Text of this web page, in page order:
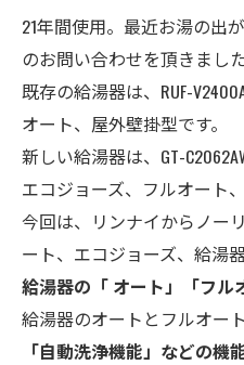
21年間使用。最近お湯の出
のお問い合わせを頂きまし
既存の給湯器は、RUF-
オート、屋外壁掛型です。
新しい給湯器は、GT-
エコジョーズ、フルオート
今回は、リンナイからノー
ート、エコジョーズ、給湯
給湯器の「 オート」「フル
給湯器のオートとフルオート
「自動洗浄機能」などの機